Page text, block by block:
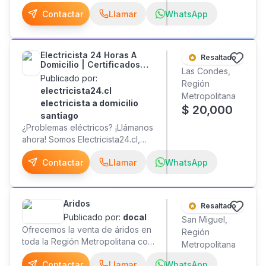
Contáctanos y cotiza sin
compromiso. Respuesta rápida.
Asesoría integral en Mercado
Público. Experiencia, seriedad y
metros con capacidad de 28
toneladas piñas porta contenedor
. de Norte a Sur y RM fletes
facturable
Contactar Llamar WhatsApp
Electricista 24 Horas A
Domicilio | Certificados
Sec
Publicado por:
electricista24.cl
electricista a domicilio
santiago
¿Problemas eléctricos? ¡Llámanos
ahora! Somos Electricista24.cl,
empresa especializada en
servicios eléctricos urgentes 24
horas y programados en todo
Santiago. Contamos con técnicos
e ingenieros certificados por la
SEC (Clase A y B) disponibles las
24 horas del día, los 7 días de la
semana, listos para resolver
desde una falla domiciliaria hasta
proyectos industriales. Servicios
Contactar Llamar WhatsApp
Resaltado
Las Condes,
Región
Metropolitana
$ 20,000
Aridos
Publicado por: docal
Ofrecemos la venta de áridos en
toda la Región Metropolitana con
despacho incluido en nuestros
Resaltado
San Miguel,
Región
Metropolitana